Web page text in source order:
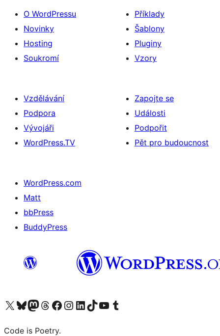
O WordPressu
Novinky
Hosting
Soukromí
Příklady
Šablony
Pluginy
Vzory
Vzdělávání
Podpora
Vývojáři
WordPress.TV
Zapojte se
Události
Podpořit
Pět pro budoucnost
WordPress.com
Matt
bbPress
BuddyPress
Navštivte náš účet na X (dříve Twitter)
Navštivte náš Bluesky účetNavštivte náš účet Mastodon
Navštivte náš Threads účetNavštivte naši stránku na Facebooku
Navštivte náš Instagram účetNavštivte náš LinkedIn účetNavštivte náš TikTok účetNavštivte náš YouTube kanálNavštivte náš Tumblr účet
Code is Poetry.